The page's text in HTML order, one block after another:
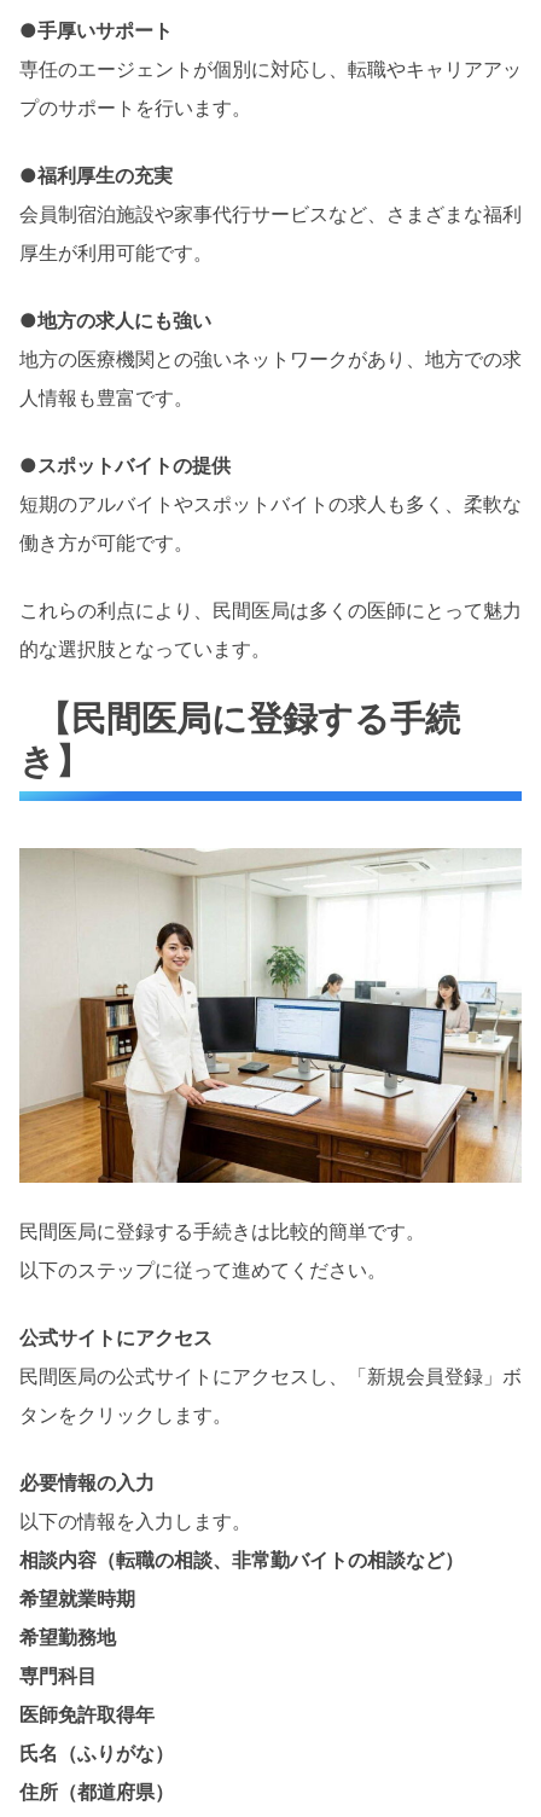
●手厚いサポート
専任のエージェントが個別に対応し、転職やキャリアアッ
プのサポートを行います。
●福利厚生の充実
会員制宿泊施設や家事代行サービスなど、さまざまな福利
厚生が利用可能です。
●地方の求人にも強い
地方の医療機関との強いネットワークがあり、地方での求
人情報も豊富です。
●スポットバイトの提供
短期のアルバイトやスポットバイトの求人も多く、柔軟な
働き方が可能です。
これらの利点により、民間医局は多くの医師にとって魅力
的な選択肢となっています。
【民間医局に登録する手続
き】
民間医局に登録する手続きは比較的簡単です。
以下のステップに従って進めてください。
公式サイトにアクセス
民間医局の公式サイトにアクセスし、「新規会員登録」ボ
タンをクリックします。
必要情報の入力
以下の情報を入力します。
相談内容（転職の相談、非常勤バイトの相談など）
希望就業時期
希望勤務地
専門科目
医師免許取得年
氏名（ふりがな）
住所（都道府県）